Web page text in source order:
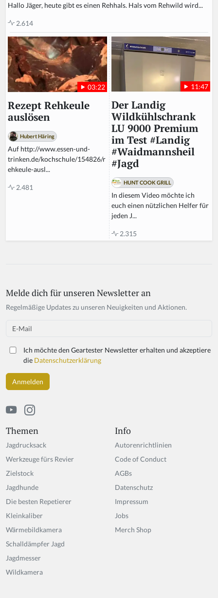
Hallo Jäger, heute gibt es einen Rehhals. Hals vom Rehwild wird...
2.614
03:22
Rezept Rehkeule
auslösen
Hubert Häring
Auf http://www.essen-und-
trinken.de/kochschule/154826/r
ehkeule-ausl...
2.481
11:47
Der Landig
Wildkühlschrank
LU 9000 Premium
im Test #Landig
#Waidmannsheil
#Jagd
HUNT COOK GRILL
In diesem Video möchte ich
euch einen nützlichen Helfer für
jeden J...
2.315
Themen
Jagdrucksack
Werkzeuge fürs Revier
Zielstock
Jagdhunde
Die besten Repetierer
Kleinkaliber
Wärmebildkamera
Schalldämpfer Jagd
Jagdmesser
Wildkamera
Info
Autorenrichtlinien
Code of Conduct
AGBs
Datenschutz
Impressum
Jobs
Merch Shop
If
y
h
a
n,
ig
n
o
r
t
hi
s
el
d
Melde dich für unseren Newsletter an
Regelmäßige Updates zu unseren Neuigkeiten und Aktionen.
Email
Ich möchte den Geartester Newsletter erhalten und akzeptiere
die Datenschutzerklärung